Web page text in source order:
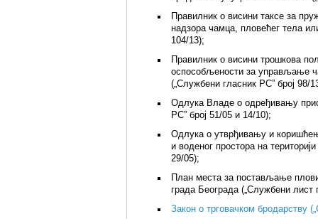
Правилник о висини таксе за
надзора чамца, пловећег тела
104/13);
Правилник о висини трошкова
оспособљености за управљање
(„Службени гласник РС” број 98/
Одлука Владе о одређивању
РС” број 51/05 и 14/10);
Одлука о утврђивању и
и воденог простора на
29/05);
План места за постављање
града Београда („Службени лист
Закон о трговачком бродарству